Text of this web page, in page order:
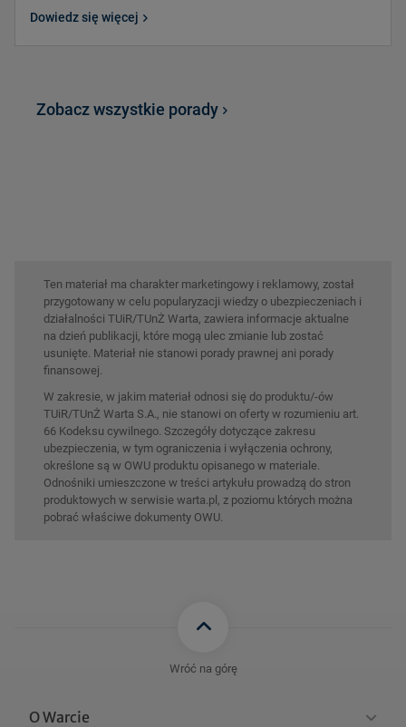
Dowiedz się więcej
Zobacz wszystkie porady
Ten materiał ma charakter marketingowy i reklamowy, został
przygotowany w celu popularyzacji wiedzy o ubezpieczeniach i
działalności TUiR/TUnŻ Warta, zawiera informacje aktualne
na dzień publikacji, które mogą ulec zmianie lub zostać
usunięte. Materiał nie stanowi porady prawnej ani porady
finansowej.
W zakresie, w jakim materiał odnosi się do produktu/-ów
TUiR/TUnŻ Warta S.A., nie stanowi on oferty w rozumieniu art.
66 Kodeksu cywilnego. Szczegóły dotyczące zakresu
ubezpieczenia, w tym ograniczenia i wyłączenia ochrony,
określone są w OWU produktu opisanego w materiale.
Odnośniki umieszczone w treści artykułu prowadzą do stron
produktowych w serwisie warta.pl, z poziomu których można
pobrać właściwe dokumenty OWU.
Wróć na górę
O Warcie